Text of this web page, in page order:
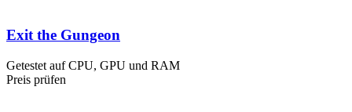
Exit the Gungeon
Getestet auf CPU, GPU und RAM
Preis prüfen